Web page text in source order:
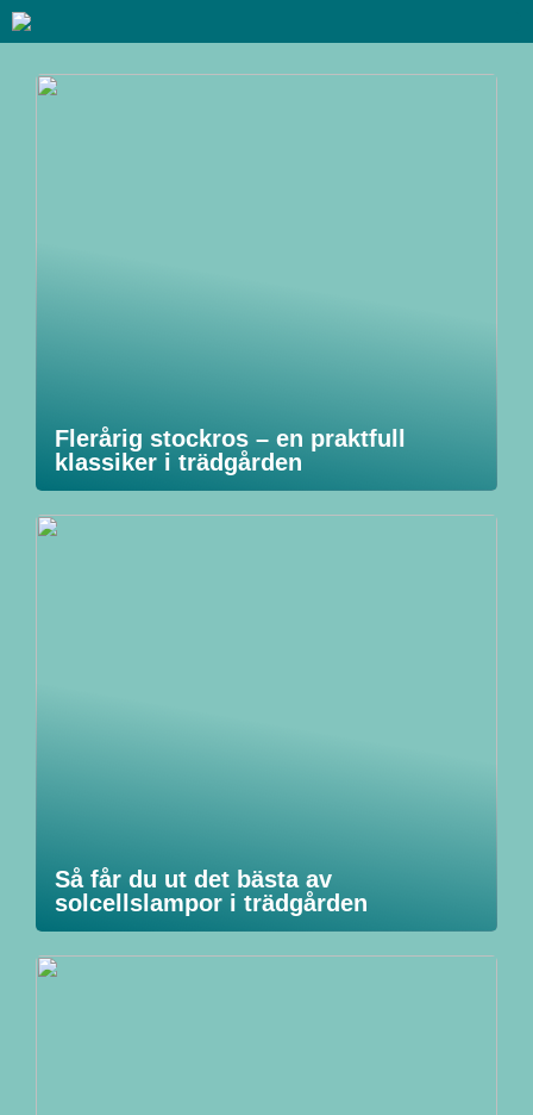
Flerårig stockros – en praktfull
klassiker i trädgården
Så får du ut det bästa av
solcellslampor i trädgården